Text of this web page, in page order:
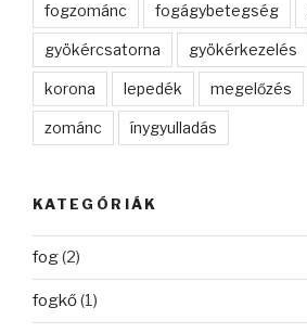
fogzománc fogágybetegség
gyökércsatorna gyökérkezelés
korona lepedék megelőzés
zománc ínygyulladás
KATEGÓRIÁK
fog(2)
fogkő(1)